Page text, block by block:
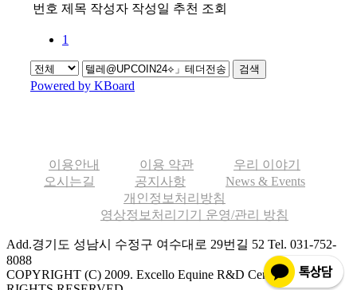
번호 제목 작성자 작성일 추천 조회
1
검색
Powered by KBoard
이용안내 이용 약관
우리 이야기
오시는길
공지사항
News & Events
개인정보처리방침
영상정보처리기기 운영/관리 방침
Add.경기도 성남시 수정구 여수대로 29번길 52 Tel. 031-752-
8088
COPYRIGHT (C) 2009. Excello Equine R&D Center ALL